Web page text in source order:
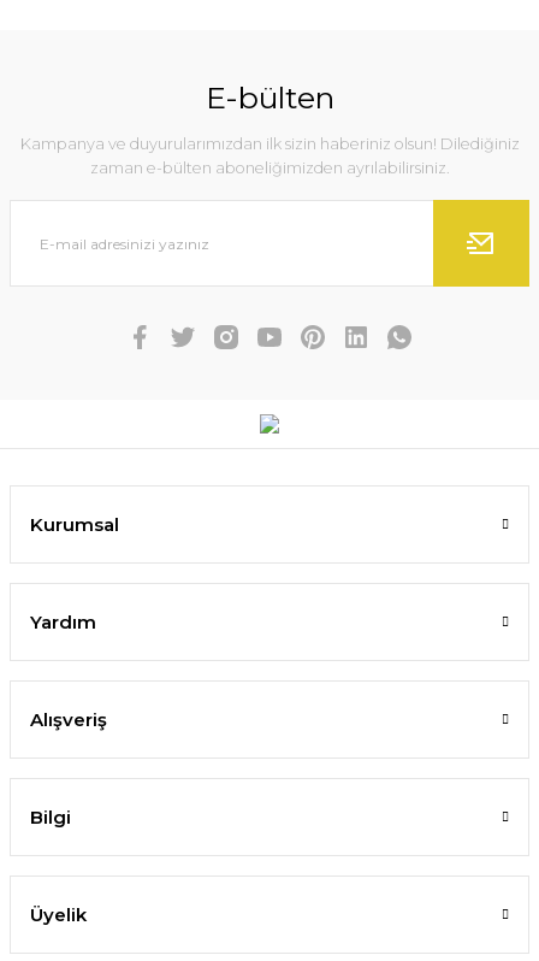
E-bülten
Kampanya ve duyurularımızdan ilk sizin haberiniz olsun! Dilediğiniz
zaman e-bülten aboneliğimizden ayrılabilirsiniz.
Kurumsal
Yardım
Alışveriş
Bilgi
Üyelik